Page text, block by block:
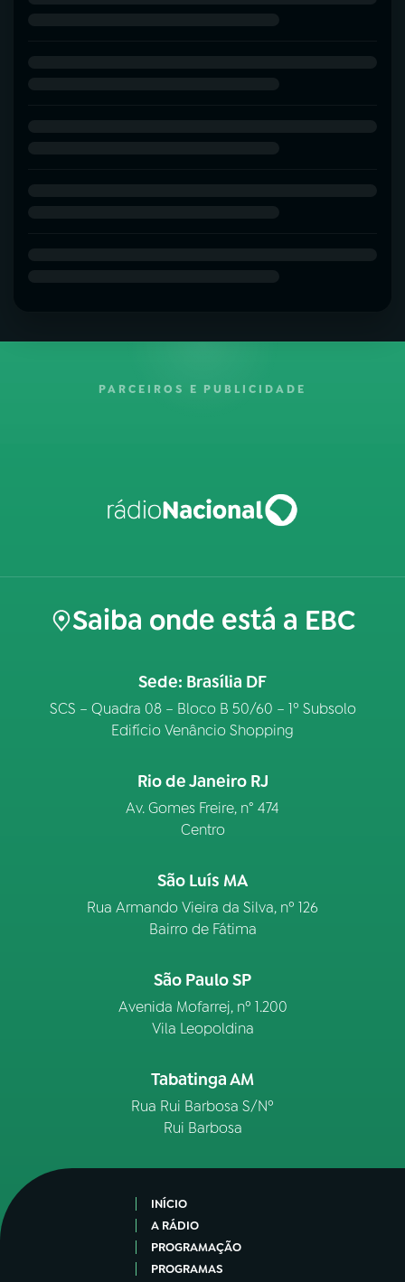
PARCEIROS E PUBLICIDADE
Saiba onde está a EBC
Sede: Brasília DF
SCS – Quadra 08 – Bloco B 50/60 – 1º Subsolo
Edifício Venâncio Shopping
Rio de Janeiro RJ
Av. Gomes Freire, n° 474
Centro
São Luís MA
Rua Armando Vieira da Silva, nº 126
Bairro de Fátima
São Paulo SP
Avenida Mofarrej, nº 1.200
Vila Leopoldina
Tabatinga AM
Rua Rui Barbosa S/Nº
Rui Barbosa
INÍCIO
A RÁDIO
PROGRAMAÇÃO
PROGRAMAS